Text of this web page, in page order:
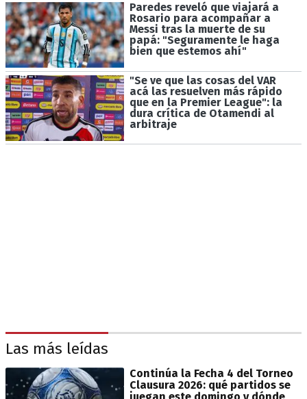
Paredes reveló que viajará a
Rosario para acompañar a
Messi tras la muerte de su
papá: "Seguramente le haga
bien que estemos ahí"
"Se ve que las cosas del VAR
acá las resuelven más rápido
que en la Premier League": la
dura crítica de Otamendi al
arbitraje
Las más leídas
Continúa la Fecha 4 del Torneo
Clausura 2026: qué partidos se